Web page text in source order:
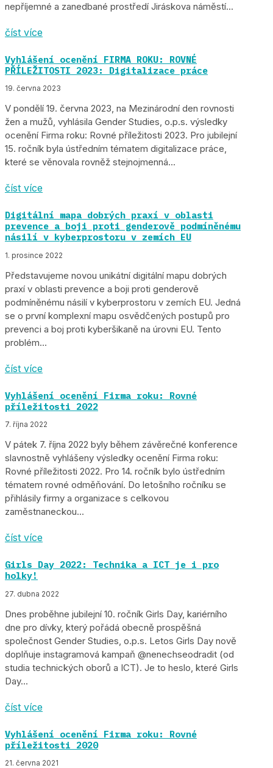
nepříjemné a zanedbané prostředí Jiráskova náměstí...
číst více
Vyhlášení ocenění FIRMA ROKU: ROVNÉ
PŘÍLEŽITOSTI 2023: Digitalizace práce
19. června 2023
V pondělí 19. června 2023, na Mezinárodní den rovnosti
žen a mužů, vyhlásila Gender Studies, o.p.s. výsledky
ocenění Firma roku: Rovné příležitosti 2023. Pro jubilejní
15. ročník byla ústředním tématem digitalizace práce,
které se věnovala rovněž stejnojmenná...
číst více
Digitální mapa dobrých praxí v oblasti
prevence a boji proti genderově podmíněnému
násilí v kyberprostoru v zemích EU
1. prosince 2022
Představujeme novou unikátní digitální mapu dobrých
praxí v oblasti prevence a boji proti genderově
podmíněnému násilí v kyberprostoru v zemích EU. Jedná
se o první komplexní mapu osvědčených postupů pro
prevenci a boj proti kyberšikaně na úrovni EU. Tento
problém...
číst více
Vyhlášení ocenění Firma roku: Rovné
příležitosti 2022
7. října 2022
V pátek 7. října 2022 byly během závěrečné konference
slavnostně vyhlášeny výsledky ocenění Firma roku:
Rovné příležitosti 2022. Pro 14. ročník bylo ústředním
tématem rovné odměňování. Do letošního ročníku se
přihlásily firmy a organizace s celkovou
zaměstnaneckou...
číst více
Girls Day 2022: Technika a ICT je i pro
holky!
27. dubna 2022
Dnes proběhne jubilejní 10. ročník Girls Day, kariérního
dne pro dívky, který pořádá obecně prospěšná
společnost Gender Studies, o.p.s. Letos Girls Day nově
doplňuje instagramová kampaň @nenechseodradit (od
studia technických oborů a ICT). Je to heslo, které Girls
Day...
číst více
Vyhlášení ocenění Firma roku: Rovné
příležitosti 2020
21. června 2021